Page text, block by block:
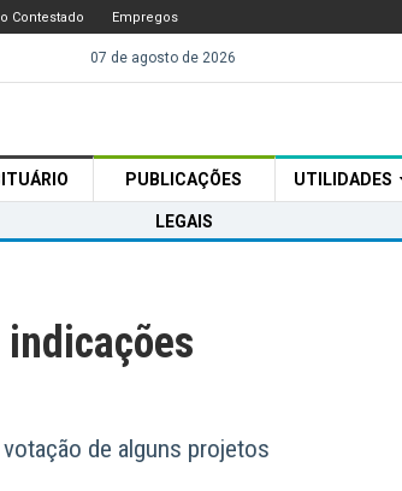
Contestado Empregos
07 de agosto de 2026
PUBLICAÇÕES
LEGAIS
UTILIDADES
indicações
de alguns projetos